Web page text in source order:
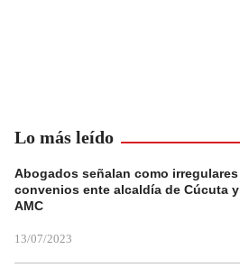
Lo más leído
Abogados señalan como irregulares
convenios ente alcaldía de Cúcuta y
AMC
13/07/2023